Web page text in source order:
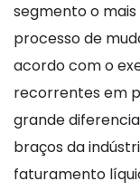
segmento o
processo de
acordo com o
recorrentes em
grande
braços da
faturamento